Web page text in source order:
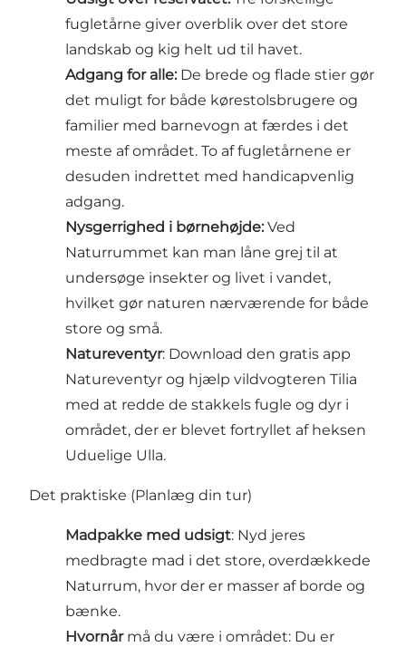
fugletårne giver overblik over det store
landskab og kig helt ud til havet.
Adgang for alle: De brede og flade stier gør
det muligt for både kørestolsbrugere og
familier med barnevogn at færdes i det
meste af området. To af fugletårnene er
desuden indrettet med handicapvenlig
adgang.
Nysgerrighed i børnehøjde: Ved
Naturrummet kan man låne grej til at
undersøge insekter og livet i vandet,
hvilket gør naturen nærværende for både
store og små.
Natureventyr: Download den gratis app
Natureventyr og hjælp vildvogteren Tilia
med at redde de stakkels fugle og dyr i
området, der er blevet fortryllet af heksen
Uduelige Ulla.
Det praktiske (Planlæg din tur)
Madpakke med udsigt: Nyd jeres
medbragte mad i det store, overdækkede
Naturrum, hvor der er masser af borde og
bænke.
Hvornårmå du være i området: Du er